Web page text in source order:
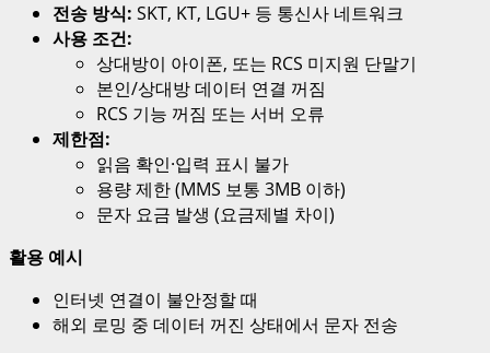
전송 방식: SKT, KT, LGU+ 등 통신사 네트워크
사용 조건:
상대방이 아이폰, 또는 RCS 미지원 단말기
본인/상대방 데이터 연결 꺼짐
RCS 기능 꺼짐 또는 서버 오류
제한점:
읽음 확인·입력 표시 불가
용량 제한 (MMS 보통 3MB 이하)
문자 요금 발생 (요금제별 차이)
활용 예시
인터넷 연결이 불안정할 때
해외 로밍 중 데이터 꺼진 상태에서 문자 전송